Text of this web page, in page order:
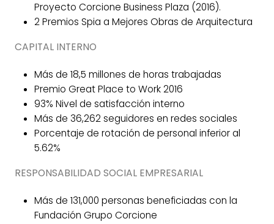
Proyecto Corcione Business Plaza (2016).
2 Premios Spia a Mejores Obras de Arquitectura
CAPITAL INTERNO
Más de 18,5 millones de horas trabajadas
Premio Great Place to Work 2016
93% Nivel de satisfacción interno
Más de 36,262 seguidores en redes sociales
Porcentaje de rotación de personal inferior al
5.62%
RESPONSABILIDAD SOCIAL EMPRESARIAL
Más de 131,000 personas beneficiadas con la
Fundación Grupo Corcione